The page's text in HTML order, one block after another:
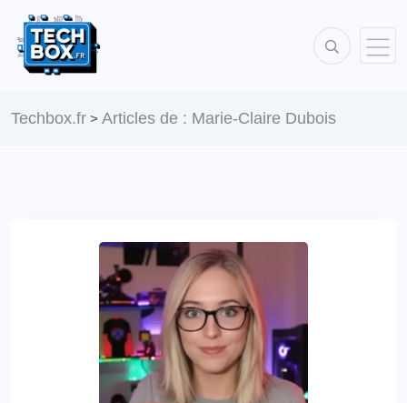
Techbox.fr > Articles de : Marie-Claire Dubois